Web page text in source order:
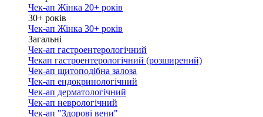
Чек-ап Жінка 20+ років
30+ років
Чек-ап Жінка 30+ років
Загальні
Чек-ап гастроентерологічний
Чекап гастроентерологічний (розширений)
Чек-ап щитоподібна залоза
Чек-ап ендокринологічний
Чек-ап дерматологічний
Чек-ап неврологічний
Чек-ап "Здорові вени"